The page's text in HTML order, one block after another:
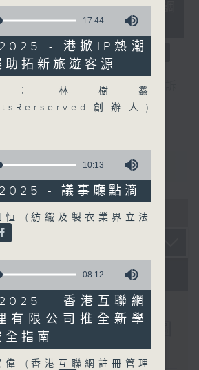
中暑指引》執行情況調
聯會職安健協會顧問）
暑熱警告, 流動圖書館,
,預防工作時中暑指引
08 2026
使用人數參差 申
調查康文署三項圖
17:44
- 港掀IP熱潮
助拓新旅遊客源
︰林樹鑫
創辦人)
10:13
- 議事廳點滴
恒 (紡織及製衣業界立法
08:12
- 香港互聯網
有限公司推全新學
指南
偉 (香港互聯網註冊管理